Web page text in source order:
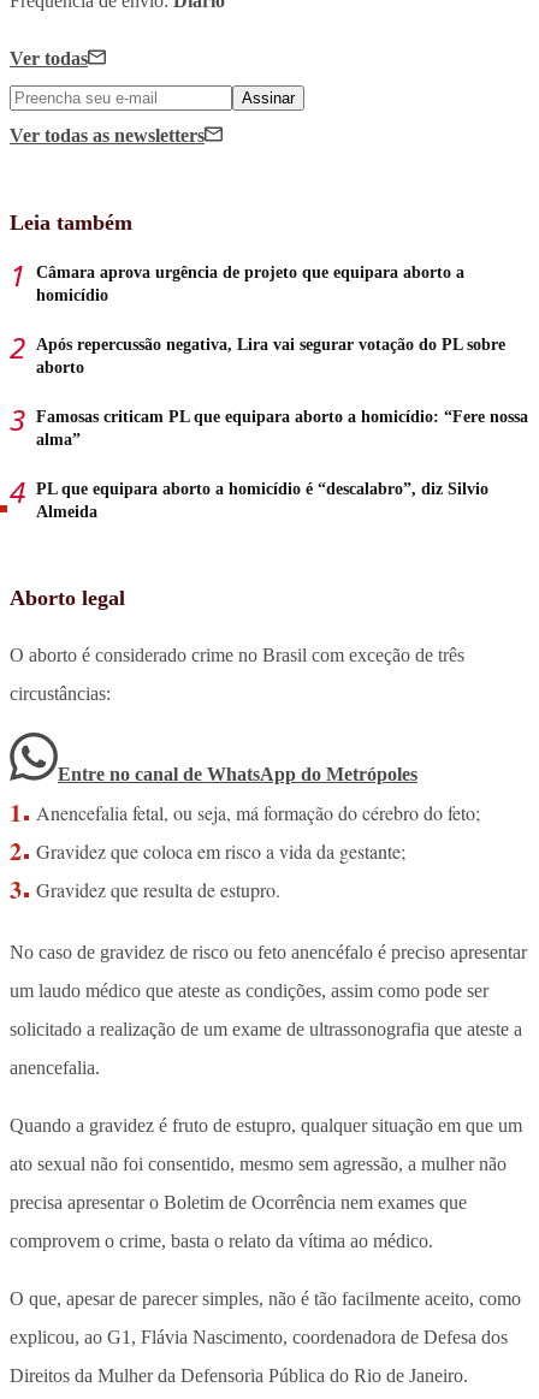
Ver todas
Assinar
Ver todas as newsletters
Leia também
Câmara aprova urgência de projeto que equipara aborto a
homicídio
Após repercussão negativa, Lira vai segurar votação do PL sobre
aborto
Famosas criticam PL que equipara aborto a homicídio: “Fere nossa
alma”
PL que equipara aborto a homicídio é “descalabro”, diz Silvio
Almeida
Aborto legal
O aborto é considerado crime no Brasil com exceção de três
circustâncias:
Entre no canal de WhatsApp do Metrópoles
Anencefalia fetal, ou seja, má formação do cérebro do feto;
Gravidez que coloca em risco a vida da gestante;
Gravidez que resulta de estupro.
No caso de gravidez de risco ou feto anencéfalo é preciso apresentar
um laudo médico que ateste as condições, assim como pode ser
solicitado a realização de um exame de ultrassonografia que ateste a
anencefalia.
Quando a gravidez é fruto de estupro, qualquer situação em que um
ato sexual não foi consentido, mesmo sem agressão, a mulher não
precisa apresentar o Boletim de Ocorrência nem exames que
comprovem o crime, basta o relato da vítima ao médico.
O que, apesar de parecer simples, não é tão facilmente aceito, como
explicou, ao G1, Flávia Nascimento, coordenadora de Defesa dos
Direitos da Mulher da Defensoria Pública do Rio de Janeiro.